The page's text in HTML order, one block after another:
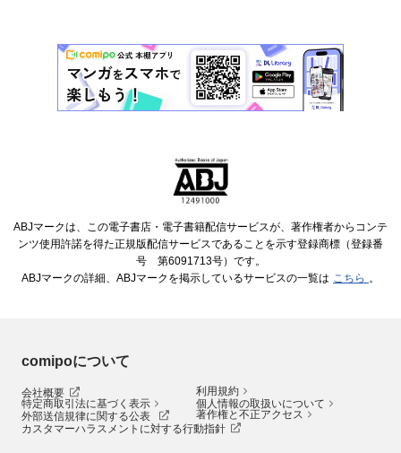
ABJマークは、この電子書店・電子書籍配信サービスが、著作権者からコンテ
ンツ使用許諾を得た正規版配信サービスであることを示す登録商標（登録番
号 第6091713号）です。
ABJマークの詳細、ABJマークを掲示しているサービスの一覧は こちら 。
comipoについて
会社概要
利用規約
特定商取引法に基づく表示
個人情報の取扱いについて
外部送信規律に関する公表
著作権と不正アクセス
カスタマーハラスメントに対する行動指針